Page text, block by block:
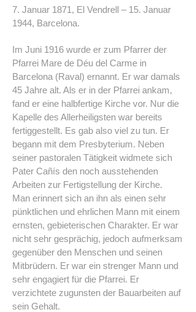
7. Januar 1871, El Vendrell – 15. Januar
1944, Barcelona.
Im Juni 1916 wurde er zum Pfarrer der
Pfarrei Mare de Déu del Carme in
Barcelona (Raval) ernannt. Er war damals
45 Jahre alt. Als er in der Pfarrei ankam,
fand er eine halbfertige Kirche vor. Nur die
Kapelle des Allerheiligsten war bereits
fertiggestellt. Es gab also viel zu tun. Er
begann mit dem Presbyterium. Neben
seiner pastoralen Tätigkeit widmete sich
Pater Cañís den noch ausstehenden
Arbeiten zur Fertigstellung der Kirche.
Man erinnert sich an ihn als einen sehr
pünktlichen und ehrlichen Mann mit einem
ernsten, gebieterischen Charakter. Er war
nicht sehr gesprächig, jedoch aufmerksam
gegenüber den Menschen und seinen
Mitbrüdern. Er war ein strenger Mann und
sehr engagiert für die Pfarrei. Er
verzichtete zugunsten der Bauarbeiten auf
sein Gehalt.